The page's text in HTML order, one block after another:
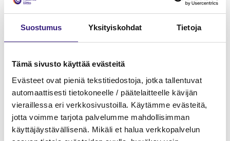
Suostumus Yksityiskohdat Tietoja
Tämä sivusto käyttää evästeitä
Evästeet ovat pieniä tekstitiedostoja, jotka tallentuvat
automaattisesti tietokoneelle / päätelaitteelle kävijän
vieraillessa eri verkkosivustoilla. Käytämme evästeitä,
jotta voimme tarjota palvelumme mahdollisimman
käyttäjäystävällisenä. Mikäli et halua verkkopalvelun
ASIANTUNTIJA VASTAA
Miten omistajanvaihdos vaikuttaa tappion
vähentämiseen?
4.12.2025 1 min
LATAA LISÄÄ